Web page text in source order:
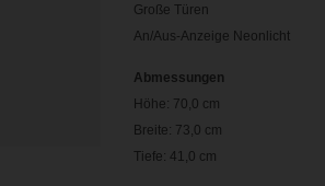
Große Türen
An/Aus-Anzeige Neonlicht
Abmessungen
Höhe: 70,0 cm
Breite: 73,0 cm
Tiefe: 41,0 cm